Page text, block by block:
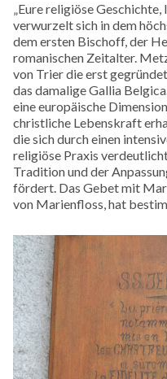
„Eure religiöse
verwurzelt sich in dem
dem ersten Bischoff, der
romanischen Zeitalter.
von Trier die erst
das damalige Gallia
eine europäische
christliche Lebenskraft
die sich durch einen
religiöse Praxis
Tradition und der
fördert. Das Gebet mit
von Marienfloss, hat